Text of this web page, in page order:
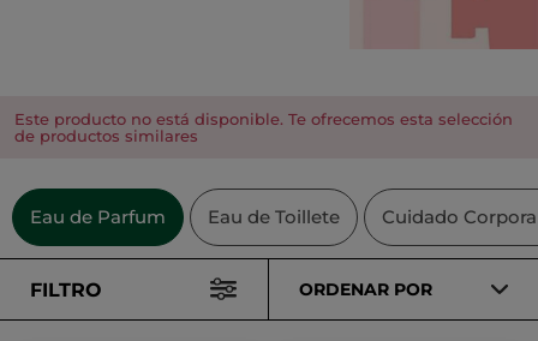
Este producto no está disponible. Te ofrecemos esta selección
de productos similares
Eau de Parfum Eau de Toillete Cuidado
FILTRO ORDENAR POR